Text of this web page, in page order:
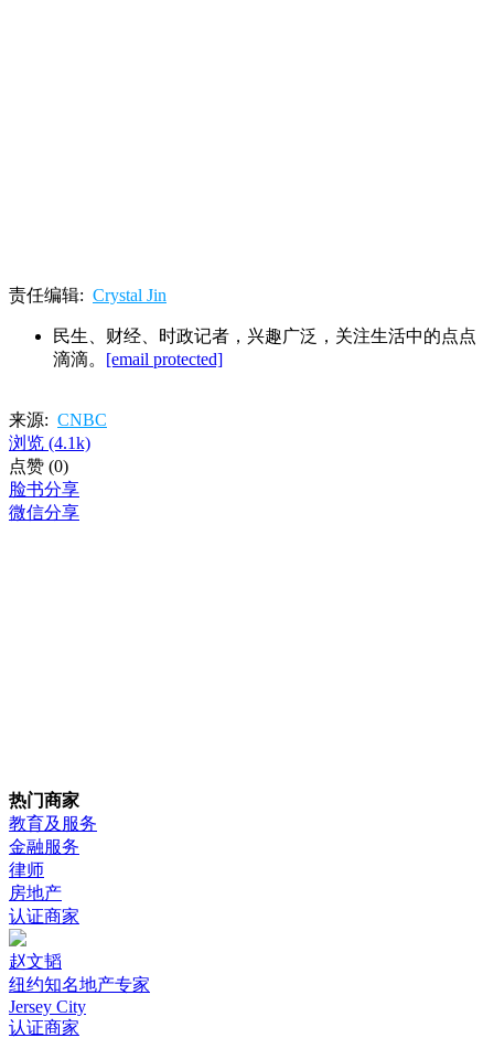
责任编辑: Crystal Jin
民生、财经、时政记者，兴趣广泛，关注生活中的点点
滴滴。 [email protected]
来源: CNBC
浏览 (4.1k)
点赞 (0)
脸书分享
微信分享
热门商家
教育及服务
金融服务
律师
房地产
认证商家
赵文韬
纽约知名地产专家
Jersey City
认证商家